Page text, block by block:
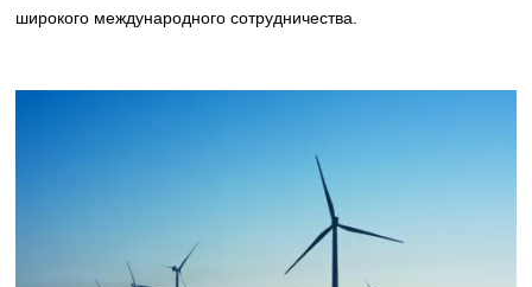
широкого международного сотрудничества.